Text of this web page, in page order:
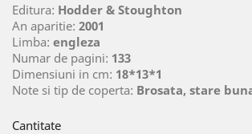
Editura: Hodder & Stoughton
An aparitie: 2001
Limba: engleza
Numar de pagini: 133
Dimensiuni in cm: 18*13*1
Note si tip de coperta: Brosata, stare
Cantitate